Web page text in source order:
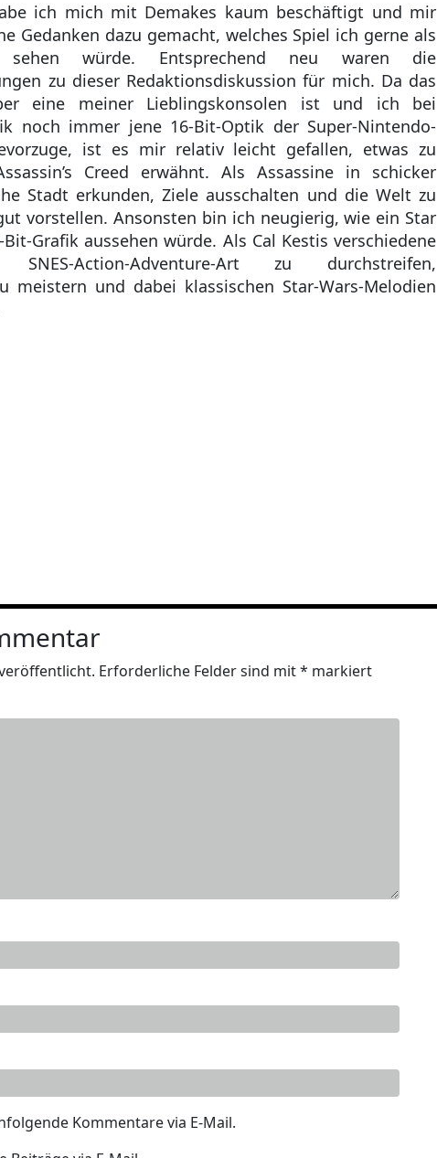
ich mich mit Demakes kaum beschäftigt und mir
Gedanken dazu gemacht, welches Spiel ich gerne als
sehen würde. Entsprechend neu waren die
zu dieser Redaktionsdiskussion für mich. Da das
eine meiner Lieblingskonsolen ist und ich bei
noch immer jene 16-Bit-Optik der Super-Nintendo-
ist es mir relativ leicht gefallen, etwas zu
Creed erwähnt. Als Assassine in schicker
Stadt erkunden, Ziele ausschalten und die Welt zu
vorstellen. Ansonsten bin ich neugierig, wie ein Star
Grafik aussehen würde. Als Cal Kestis verschiedene
Action-Adventure-Art zu durchstreifen,
meistern und dabei klassischen Star-Wars-Melodien
Erforderliche Felder sind mit* markiert
Kommentare via E-Mail.